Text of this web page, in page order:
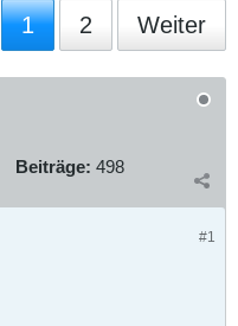
1 2 Weiter
Beiträge: 498
#1